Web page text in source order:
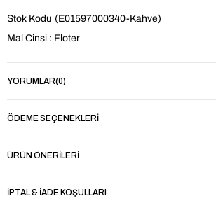
Stok Kodu (E01597000340-Kahve)
Mal Cinsi : Floter
YORUMLAR(0)
ÖDEME SEÇENEKLERI
ÜRÜN ÖNERILERI
İPTAL & İADE KOŞULLARI